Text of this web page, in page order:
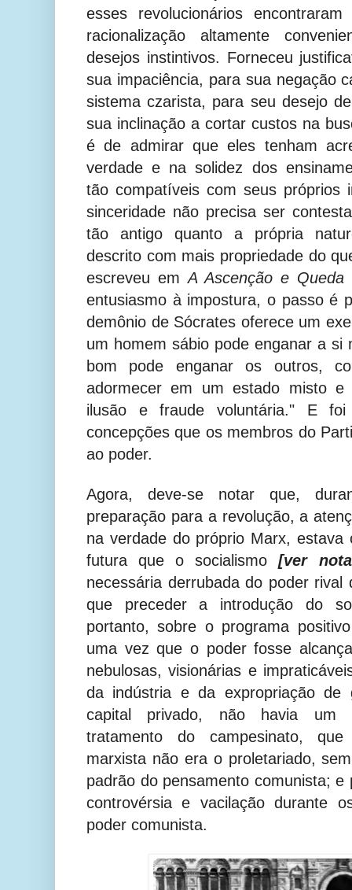
esses revolucionários
racionalização altamente
desejos instintivos. Forneceu
sua impaciência, para sua negação
sistema czarista, para seu desejo
sua inclinação a cortar custos na
é de admirar que eles tenham
verdade e na solidez dos
tão compatíveis com seus próprios
sinceridade não precisa ser
tão antigo quanto a própria
descrito com mais propriedade do
escreveu emA Ascenção e Queda
entusiasmo à impostura, o passo é
demônio de Sócrates oferece um
um homem sábio pode enganar a si
bom pode enganar os outros,
adormecer em um estado misto e
ilusão e fraude voluntária." E
concepções que os membros do
ao poder.
Agora, deve-se notar que,
preparação para a revolução, a
na verdade do próprio Marx, estava
futura que o socialismo[ver
necessária derrubada do poder
que preceder a introdução do
portanto, sobre o programa
uma vez que o poder fosse
nebulosas, visionárias e
da indústria e da expropriação de
capital privado, não havia um
tratamento do campesinato,
marxista não era o proletariado,
padrão do pensamento comunista;
controvérsia e vacilação durante
poder comunista.